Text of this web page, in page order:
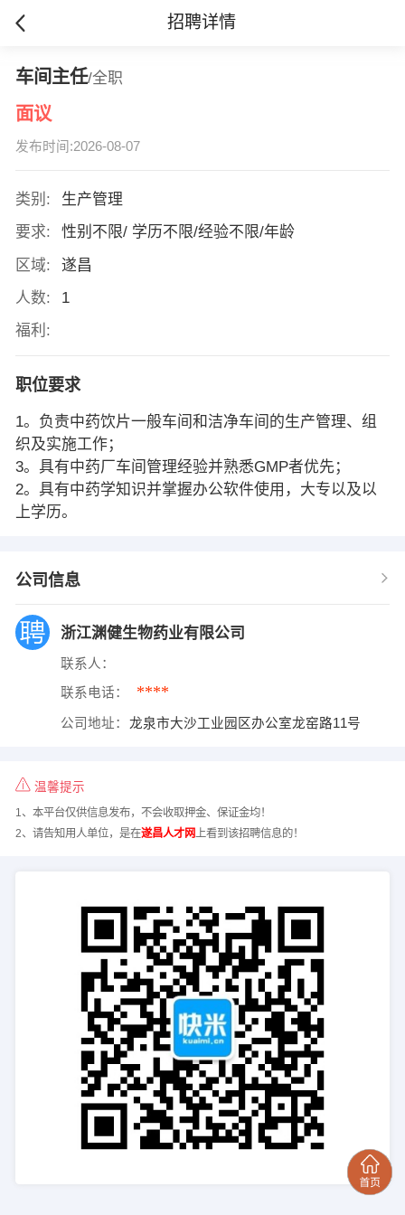
招聘详情
车间主任/全职
面议
发布时间:2026-08-07
类别:
生产管理
要求:
性别不限/ 学历不限/经验不限/年龄
区域:
遂昌
人数:
1
福利:
职位要求
1。负责中药饮片一般车间和洁净车间的生产管理、组
织及实施工作；
3。具有中药厂车间管理经验并熟悉GMP者优先；
2。具有中药学知识并掌握办公软件使用，大专以及以
上学历。
公司信息
浙江渊健生物药业有限公司
联系人：
联系电话： ****
公司地址： 龙泉市大沙工业园区办公室龙窑路11号
温馨提示
1、本平台仅供信息发布，不会收取押金、保证金均！
2、请告知用人单位，是在遂昌人才网上看到该招聘信息的！